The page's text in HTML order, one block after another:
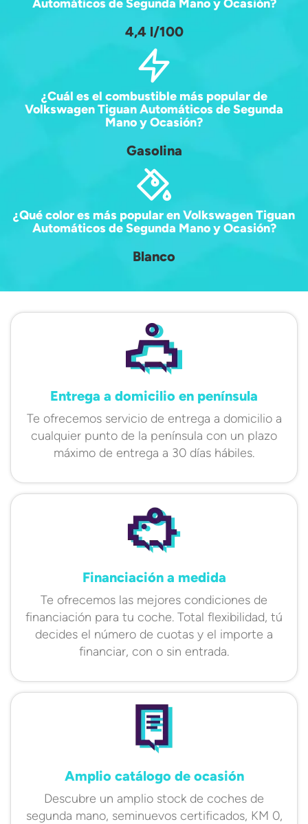
Automáticos de Segunda Mano y Ocasión?
4,4 l/100
¿Cuál es el combustible más popular de
Volkswagen Tiguan Automáticos de Segunda
Mano y Ocasión?
Gasolina
¿Qué color es más popular en Volkswagen Tiguan
Automáticos de Segunda Mano y Ocasión?
Blanco
Entrega a domicilio en península
Te ofrecemos servicio de entrega a domicilio a
cualquier punto de la península con un plazo
máximo de entrega a 30 días hábiles.
Financiación a medida
Te ofrecemos las mejores condiciones de
financiación para tu coche. Total flexibilidad, tú
decides el número de cuotas y el importe a
financiar, con o sin entrada.
Amplio catálogo de ocasión
Descubre un amplio stock de coches de
segunda mano, seminuevos certificados, KM 0,